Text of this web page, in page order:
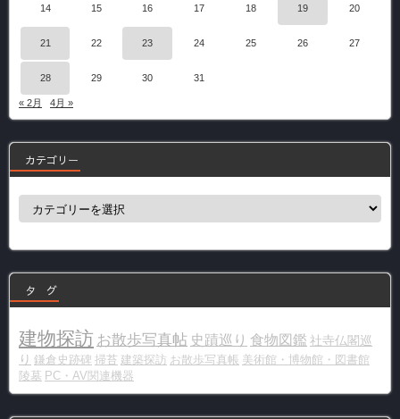
14 15 16 17 18 19 20
21 22 23 24 25 26 27
28 29 30 31
« 2月 4月 »
カテゴリー
カ
ー
タ グ
建物探訪 お散歩写真帖 史蹟巡り 食物図鑑 社寺仏閣巡
り 鎌倉史跡碑 掃苔 建築探訪 お散歩写真帳 美術館・博物館・図書館
陵墓 PC・AV関連機器